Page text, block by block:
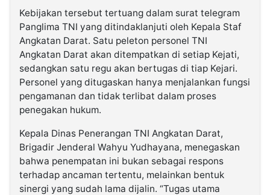
Kebijakan tersebut tertuang dalam surat telegram
Panglima TNI yang ditindaklanjuti oleh Kepala Staf
Angkatan Darat. Satu peleton personel TNI
Angkatan Darat akan ditempatkan di setiap Kejati,
sedangkan satu regu akan bertugas di tiap Kejari.
Personel yang ditugaskan hanya menjalankan fungsi
pengamanan dan tidak terlibat dalam proses
penegakan hukum.
Kepala Dinas Penerangan TNI Angkatan Darat,
Brigadir Jenderal Wahyu Yudhayana, menegaskan
bahwa penempatan ini bukan sebagai respons
terhadap ancaman tertentu, melainkan bentuk
sinergi yang sudah lama dijalin. “Tugas utama